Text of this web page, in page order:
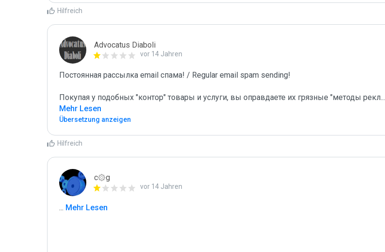
Hilfreich
Advocatus Diaboli
vor 14 Jahren
Постоянная рассылка email спама! / Regular email spam sending!
Покупая у подобных "контор" товары и услуги, вы оправдаете их грязные "методы рекл...
Mehr Lesen
Übersetzung anzeigen
Hilfreich
c۞g
vor 14 Jahren
... Mehr Lesen